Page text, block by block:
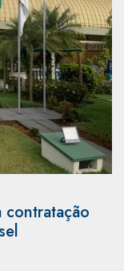
contratação